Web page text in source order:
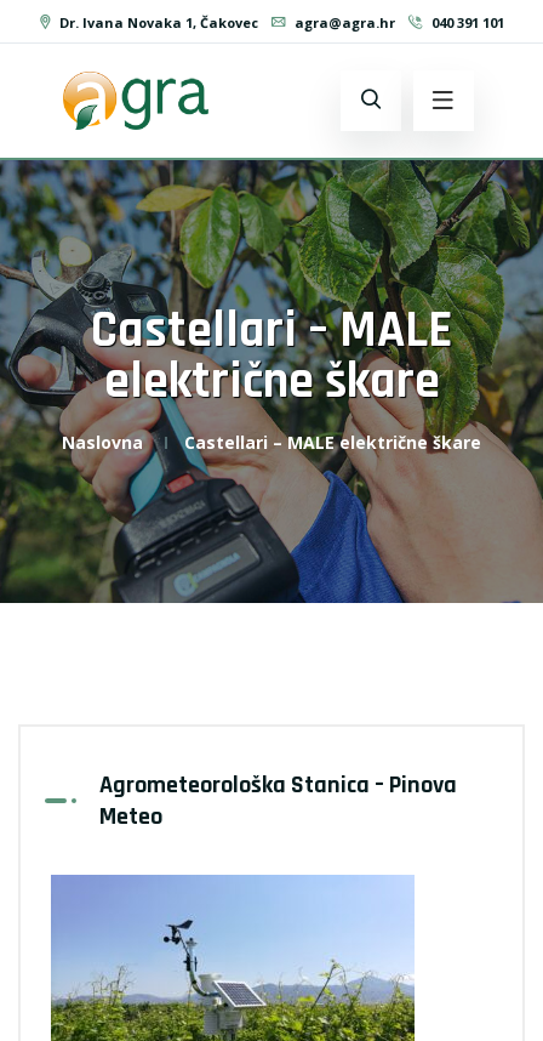
Dr. Ivana Novaka 1, Čakovec agra@agra.hr 040 391 101
Castellari – MALE
električne škare
Naslovna Castellari – MALE električne škare
Agrometeorološka Stanica – Pinova
Meteo